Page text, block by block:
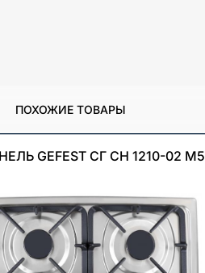
ПОХОЖИЕ ТОВАРЫ
GEFEST СГ СН 1210-02 M5